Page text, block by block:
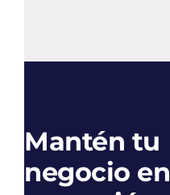
Mantén tu
negocio en